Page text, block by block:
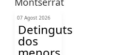
07 Agost 2026
Detinguts
dos